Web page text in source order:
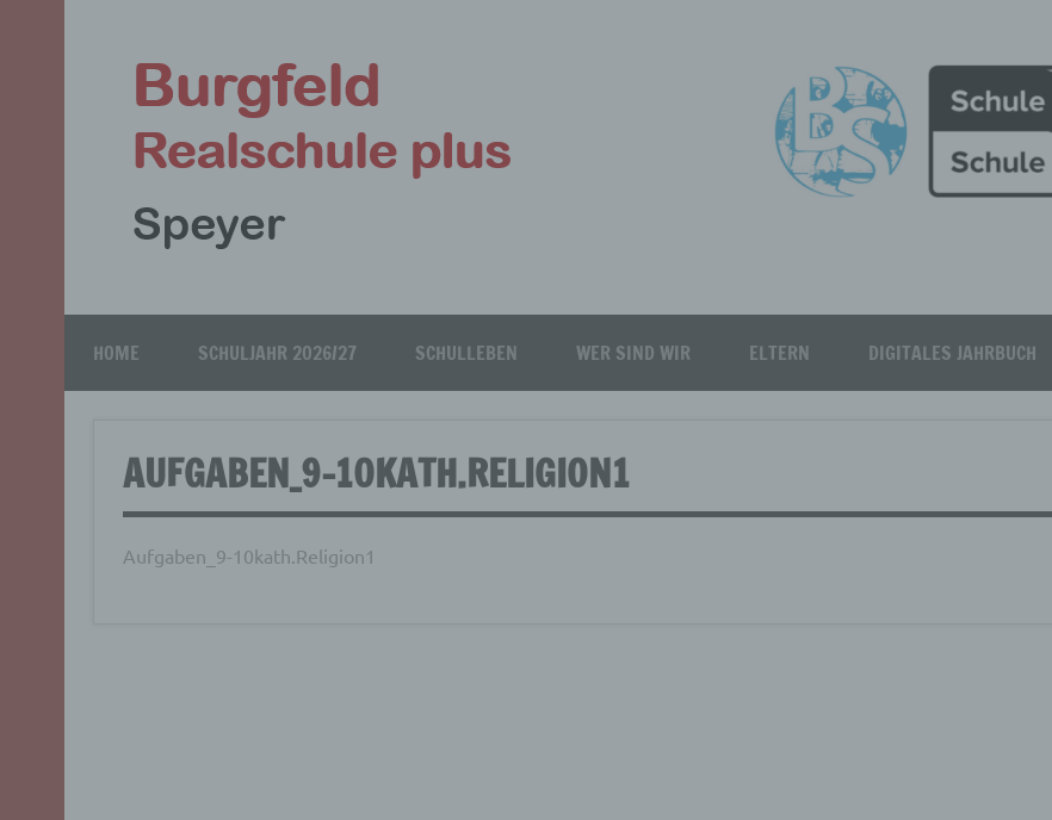
Burgfeld Realschule plus
HOME SCHULJAHR 2026/27 SCHULLEBEN WER SIND WIR ELTERN DIGITALES JAHRBUCH
AUFGABEN_9-10KATH.RELIGION1
Aufgaben_9-10kath.Religion1